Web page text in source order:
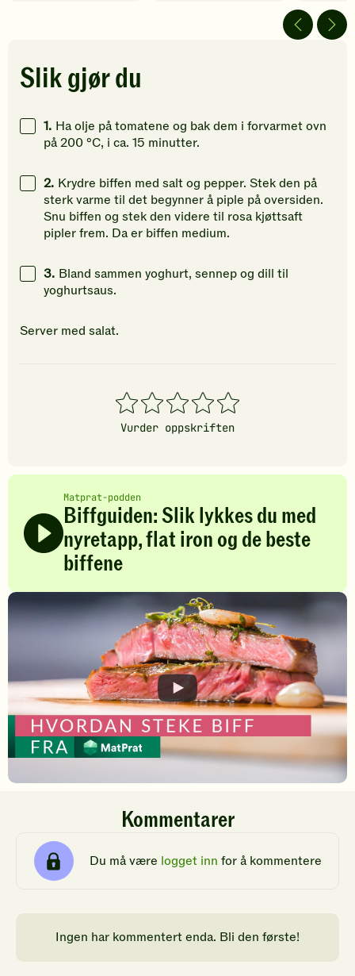
stjerner.
Klikk
å
gi
gi
din
4
av
gi
Slik gjør du
1. Ha olje på tomatene og bak dem i forvarmet ovn
på 200 °C, i ca. 15 minutter.
2. Krydre biffen med salt og pepper. Stek den på
sterk varme til det begynner å piple på oversiden.
Snu biffen og stek den videre til rosa kjøttsaft
pipler frem. Da er biffen medium.
3. Bland sammen yoghurt, sennep og dill til
yoghurtsaus.
Server med salat.
1
stjerner
2
stjerner
3
stjerner
4
stjerner
5
stjerner
Vurder oppskriften
Matprat-podden
Biffguiden: Slik lykkes du med
nyretapp, flat iron og de beste
biffene
Kommentarer
Du må være logget inn for å kommentere
Ingen har kommentert enda. Bli den første!